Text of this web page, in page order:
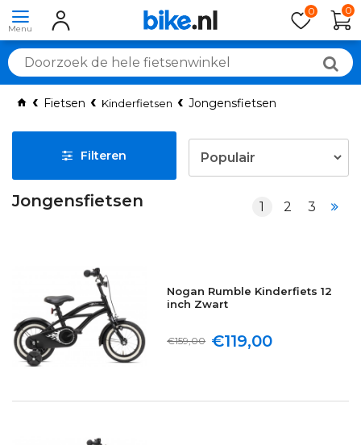
0 0
Fietsen Kinderfietsen Jongensfietsen
Filteren
Jongensfietsen 1 2 3
Nogan Rumble Kinderfiets 12
inch Zwart
€119,00
€159,00